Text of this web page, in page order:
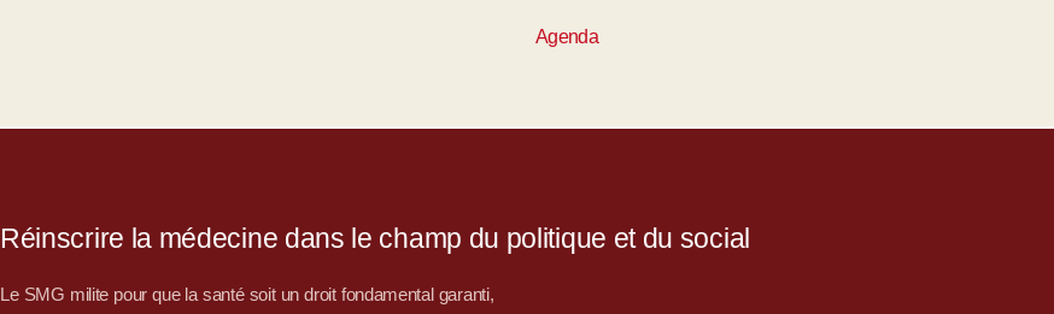
Agenda
Réinscrire la médecine dans le champ du politique et du social
Le SMG milite pour que la santé soit un droit fondamental garanti,